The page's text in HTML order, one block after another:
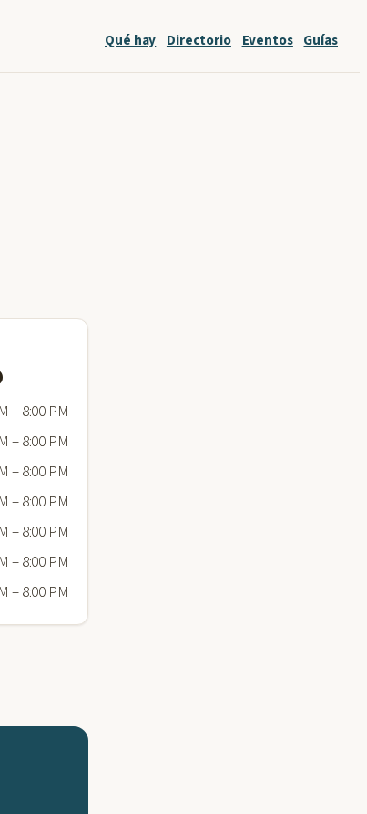
Qué hay Directorio Eventos Guías
– 8:00 PM
– 8:00 PM
– 8:00 PM
– 8:00 PM
– 8:00 PM
– 8:00 PM
– 8:00 PM